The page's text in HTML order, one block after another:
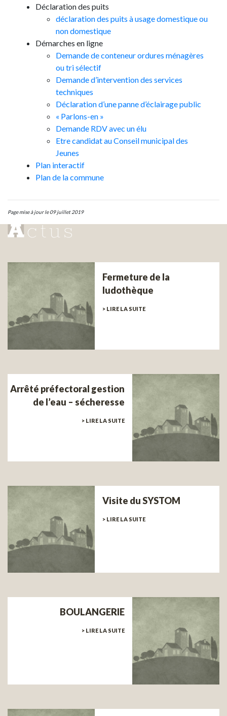
Déclaration des puits
déclaration des puits à usage domestique ou
non domestique
Démarches en ligne
Demande de conteneur ordures ménagères
ou tri sélectif
Demande d’intervention des services
techniques
Déclaration d’une panne d’éclairage public
« Parlons-en »
Demande RDV avec un élu
Etre candidat au Conseil municipal des
Jeunes
Plan interactif
Plan de la commune
Page mise à jour le 09 juillet 2019
Fermeture de la
ludothèque
> LIRE LA SUITE
Arrêté préfectoral gestion
de l’eau – sécheresse
> LIRE LA SUITE
Visite du SYSTOM
> LIRE LA SUITE
BOULANGERIE
> LIRE LA SUITE